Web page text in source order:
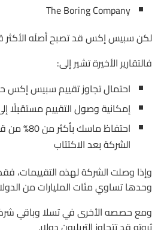
The Boring Company
لكن سبيس إكس قد تصبح أصلَه الأكثر
فالتقارير الأخيرة تشير إلى:
احتمال تجاوز تقييم سبيس إكس حاجز 1.5 تريليون
إمكانية وصول التقييم مستقبلًا إلى 2 تريليون
احتفاظ ماسك
الشركة بعد الاكتتاب
وإذا وصلت الشركة لهذه التقييمات،
وحدها تساوي مئات المليارات من
ومع حصصه الأخرى في تسلا وباقي